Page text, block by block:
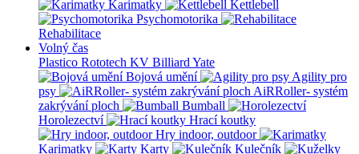
Karimatky
Kettlebell
Psychomotorika
Rehabilitace
Volný čas
Plastico Rototech KV Billiard Yate
Bojová umění
Agility pro
psy
AiRRoller- systém
zakrývání ploch
Bumball
Horolezectví
Hrací koutky
Hry indoor, outdoor
Karimatky
Karty
Kulečník